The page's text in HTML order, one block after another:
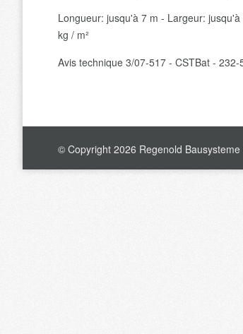
Longueur: jusqu'à 7 m - Largeur:
kg / m²
Avis technique 3/07-517 - CSTBat - 232-
© Copyright 2026 Regenold